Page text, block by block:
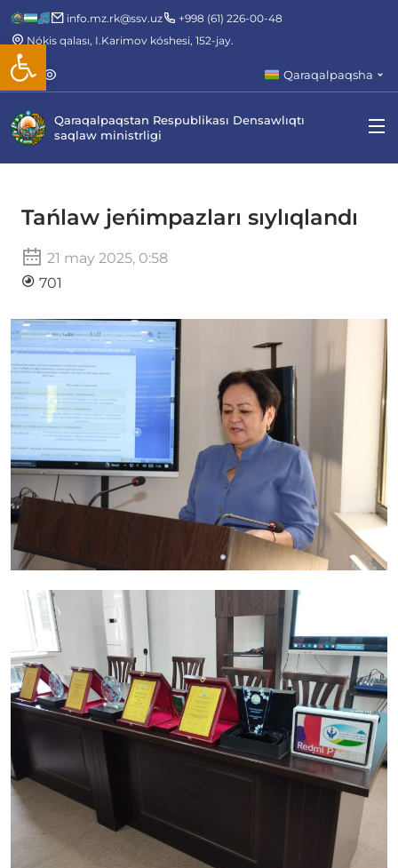
Open toolbar
info.mz.rk@ssv.uz
+998 (61) 226-00-48
Nókis qalası, I.Karimov kóshesi, 152-jay.
Qaraqalpaqsha
Qaraqalpaqstan Respublikası Densawlıqtı
saqlaw ministrligi
Tańlaw jeńimpazları sıylıqlandı
21 may 2025, 0:58
701